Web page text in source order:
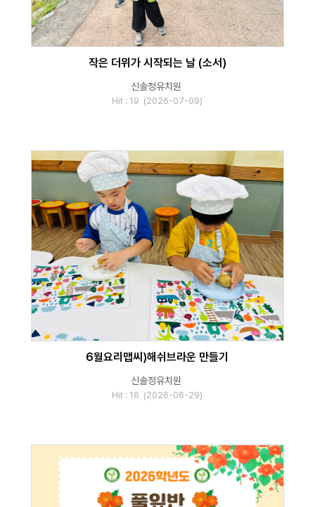
작은 더위가 시작되는 날 (소서)
신솔정유치원
Hit : 19 (2026-07-09)
6월요리맵씨)해쉬브라운 만들기
신솔정유치원
Hit : 16 (2026-06-29)